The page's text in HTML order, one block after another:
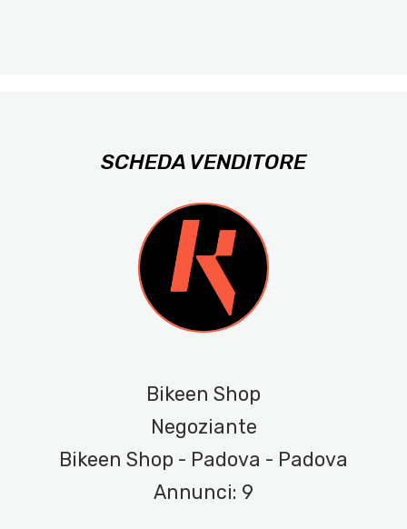
SCHEDA VENDITORE
Bikeen Shop
Negoziante
Bikeen Shop - Padova - Padova
Annunci: 9